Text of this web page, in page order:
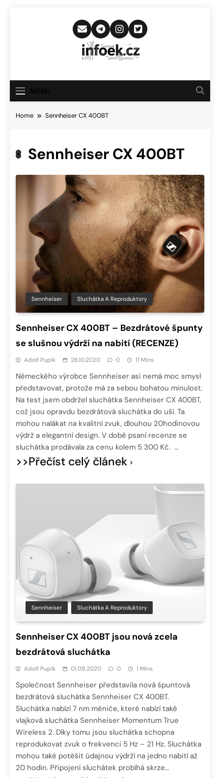
Infoek.cz
Novinkám
Home Sennheiser CX 400BT
Sennheiser CX 400BT
Sennheiser Sluchátka A Reproduktory
Sennheiser CX 400BT – Bezdrátové špunty
se slušnou výdrží na nabití (RECENZE)
Adolf Pupík 28.10.2020 0 11 Mins
Německého výrobce Sennheiser asi nemá moc smysl
představovat, protože má za sebou bohatou minulost.
Na test jsem obdržel sluchátka Sennheiser CX 400BT,
což jsou opravdu bezdrátová sluchátka do uší. Ta
mohou nalákat na kvalitní zvuk, dlouhou 20hodinovou
výdrž a elegantní design. V době psaní recenze se
sluchátka prodávala za cenu kolem 5 300 Kč. …
>>Přečíst celý článek
Sennheiser Sluchátka A Reproduktory
Sennheiser CX 400BT jsou nová zcela
bezdrátová sluchátka
Adolf Pupík 01.09.2020 0 1 Mins
Společnost Sennheiser představila nová špuntová
bezdrátová sluchátka Sennheiser CX 400BT.
Sluchátka nabízí 7 nm měniče, které nabízí také
vlajková sluchátka Sennheiser Momentum True
Wireless 2. Díky tomu jsou sluchátka schopna
reprodukovat zvuk o frekvenci 5 Hz – 21 Hz. Sluchátka
mohou také potěšit údajnou výdrží na jedno nabití až
20 hodin. Připojení sluchátek probíhá skrze…